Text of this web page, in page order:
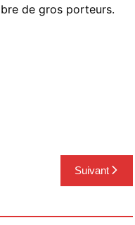
de gros porteurs.
Suivant